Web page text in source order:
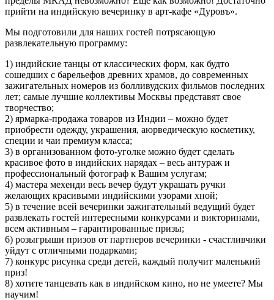
прийти на индийскую вечеринку в арт-кафе «Дуровъ».
Мы подготовили для наших гостей потрясающую
развлекательную программу:
1) индийские танцы от классических форм, как будто
сошедших с барельефов древних храмов, до современных
зажигательных номеров из болливудских фильмов последних
лет; самые лучшие коллективы Москвы представят свое
творчество;
2) ярмарка-продажа товаров из Индии – можно будет
приобрести одежду, украшения, аюрведическую косметику,
специи и чаи премиум класса;
3) в организованном фото-уголке можно будет сделать
красивое фото в индийских нарядах – весь антураж и
профессиональный фотограф к Вашим услугам;
4) мастера мехенди весь вечер будут украшать ручки
желающих красивыми индийскими узорами хной;
5) в течение всей вечеринки зажигательный ведущий будет
развлекать гостей интересными конкурсами и викторинами,
всем активным – гарантированные призы;
6) розыгрыши призов от партнеров вечеринки - счастливчики
уйдут с отличными подарками;
7) конкурс рисунка среди детей, каждый получит маленький
приз!
8) хотите танцевать как в индийском кино, но не умеете? Мы
научим!